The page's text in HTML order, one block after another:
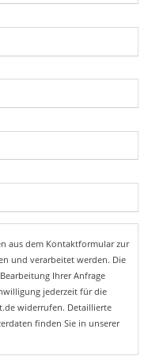
aus dem Kontaktformular zur
und verarbeitet werden. Die
Ihrer Anfrage
jederzeit für die
widerrufen. Detaillierte
finden Sie in unserer